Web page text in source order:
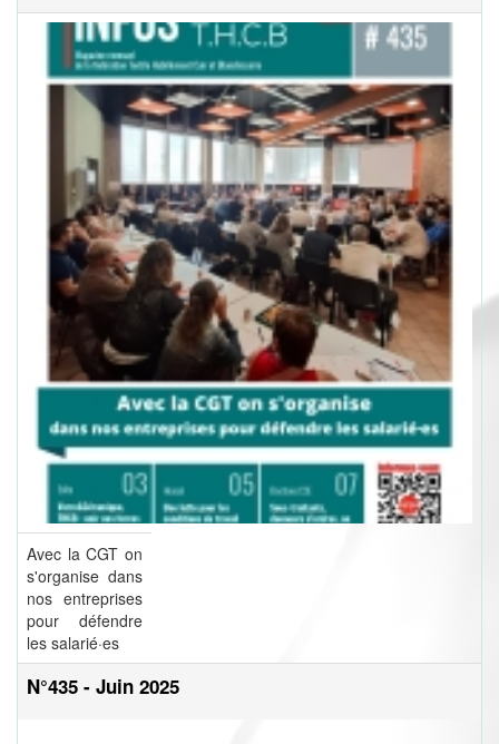
Avec la CGT on
s'organise dans
nos entreprises
pour défendre
les salarié·es
N°435 - Juin 2025